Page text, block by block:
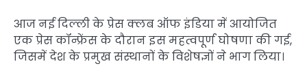
आज नई दिल्ली के प्रेस क्लब ऑफ इंडिया में आयोजित
एक प्रेस कॉन्फ्रेंस के दौरान इस महत्वपूर्ण घोषणा की गई,
जिसमें देश के प्रमुख संस्थानों के विशेषज्ञों ने भाग लिया।